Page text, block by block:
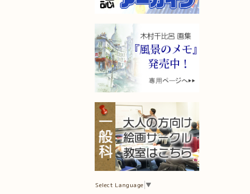
Select Language ▼